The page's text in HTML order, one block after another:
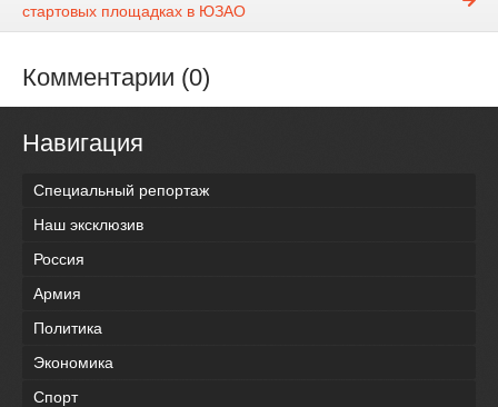
стартовых площадках в ЮЗАО
Комментарии (0)
Навигация
Специальный репортаж
Наш эксклюзив
Россия
Армия
Политика
Экономика
Спорт